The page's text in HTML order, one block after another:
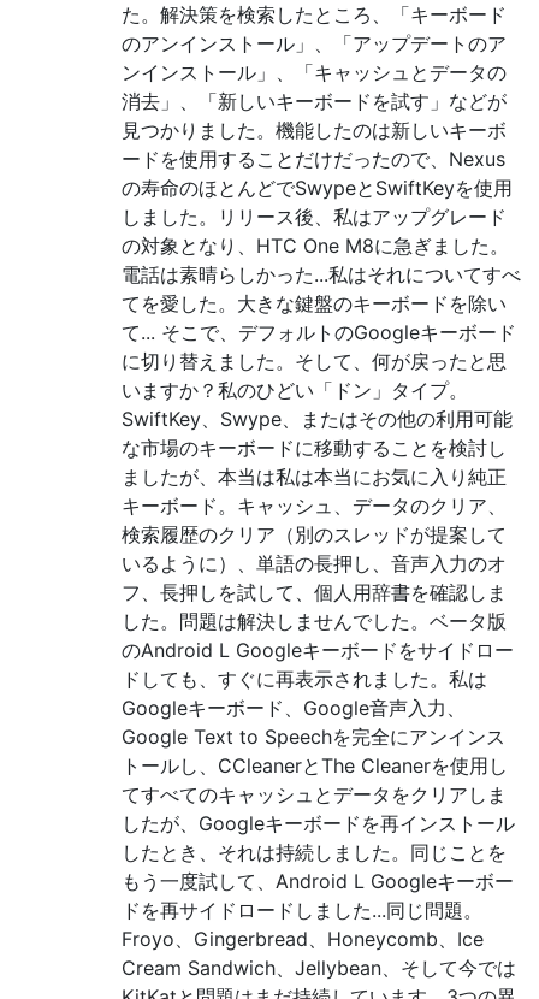
た。解決策を検索したところ、「キーボード
のアンインストール」、「アップデートのア
ンインストール」、「キャッシュとデータの
消去」、「新しいキーボードを試す」などが
見つかりました。機能したのは新しいキーボ
ードを使用することだけだったので、Nexus
の寿命のほとんどでSwypeとSwiftKeyを使用
しました。リリース後、私はアップグレード
の対象となり、HTC One M8に急ぎました。
電話は素晴らしかった...私はそれについてすべ
てを愛した。大きな鍵盤のキーボードを除い
て... そこで、デフォルトのGoogleキーボード
に切り替えました。そして、何が戻ったと思
いますか？私のひどい「ドン」タイプ。
SwiftKey、Swype、またはその他の利用可能
な市場のキーボードに移動することを検討し
ましたが、本当は私は本当にお気に入り純正
キーボード。キャッシュ、データのクリア、
検索履歴のクリア（別のスレッドが提案して
いるように）、単語の長押し、音声入力のオ
フ、長押しを試して、個人用辞書を確認しま
した。問題は解決しませんでした。ベータ版
のAndroid L Googleキーボードをサイドロー
ドしても、すぐに再表示されました。私は
Googleキーボード、Google音声入力、
Google Text to Speechを完全にアンインス
トールし、CCleanerとThe Cleanerを使用し
てすべてのキャッシュとデータをクリアしま
したが、Googleキーボードを再インストール
したとき、それは持続しました。同じことを
もう一度試して、Android L Googleキーボー
ドを再サイドロードしました...同じ問題。
Froyo、Gingerbread、Honeycomb、Ice
Cream Sandwich、Jellybean、そして今では